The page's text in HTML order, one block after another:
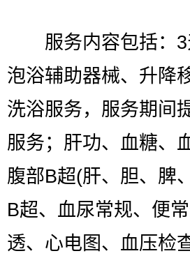
服务内容包括：3
泡浴辅助器械、升降
洗浴服务，服务期间
服务；肝功、血糖、
腹部B超(肝、胆、脾
B超、血尿常规、便
透、心电图、血压检